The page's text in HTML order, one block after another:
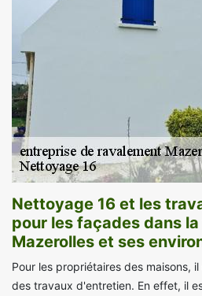
Nettoyage 16 et les
pour les façades dans
Mazerolles et ses
Pour les propriétaires des maisons,
des travaux d'entretien. En effet, il